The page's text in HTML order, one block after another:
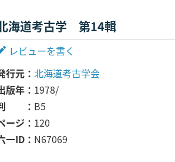
海道考古学 第14輯
レビューを書く
行元
北海道考古学会
版年
1978/
B5
ージ
120
一ID
N67069